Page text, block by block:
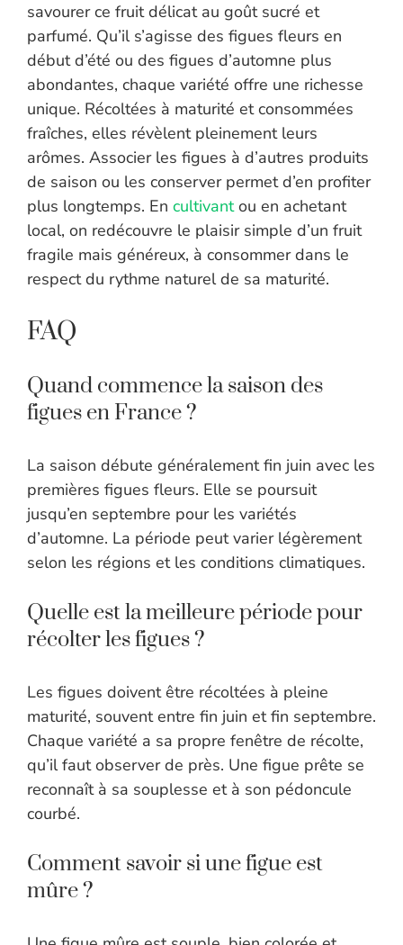
savourer ce fruit délicat au goût sucré et
parfumé. Qu’il s’agisse des figues fleurs en
début d’été ou des figues d’automne plus
abondantes, chaque variété offre une richesse
unique. Récoltées à maturité et consommées
fraîches, elles révèlent pleinement leurs
arômes. Associer les figues à d’autres produits
de saison ou les conserver permet d’en profiter
plus longtemps. En cultivantou en achetant
local, on redécouvre le plaisir simple d’un fruit
fragile mais généreux, à consommer dans le
respect du rythme naturel de sa maturité.
FAQ
Quand commence la saison des
figues en France ?
La saison débute généralement fin juin avec les
premières figues fleurs. Elle se poursuit
jusqu’en septembre pour les variétés
d’automne. La période peut varier légèrement
selon les régions et les conditions climatiques.
Quelle est la meilleure période pour
récolter les figues ?
Les figues doivent être récoltées à pleine
maturité, souvent entre fin juin et fin septembre.
Chaque variété a sa propre fenêtre de récolte,
qu’il faut observer de près. Une figue prête se
reconnaît à sa souplesse et à son pédoncule
courbé.
Comment savoir si une figue est
mûre ?